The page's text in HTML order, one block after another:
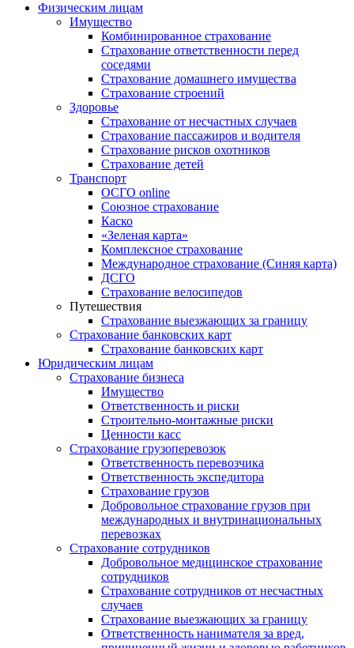
Физическим лицам
Имущество
Комбинированное страхование
Страхование ответственности перед
соседями
Страхование домашнего имущества
Страхование строений
Здоровье
Страхование от несчастных случаев
Страхование пассажиров и водителя
Страхование рисков охотников
Страхование детей
Транспорт
ОСГО online
Союзное страхование
Каско
«Зеленая карта»
Комплексное страхование
Международное страхование (Синяя карта)
ДСГО
Страхование велосипедов
Путешествия
Страхование выезжающих за границу
Страхование банковских карт
Страхование банковских карт
Юридическим лицам
Страхование бизнеса
Имущество
Ответственность и риски
Строительно-монтажные риски
Ценности касс
Страхование грузоперевозок
Ответственность перевозчика
Ответственность экспедитора
Страхование грузов
Добровольное страхование грузов при
международных и внутринациональных
перевозках
Страхование сотрудников
Добровольное медицинское страхование
сотрудников
Страхование сотрудников от несчастных
случаев
Страхование выезжающих за границу
Ответственность нанимателя за вред,